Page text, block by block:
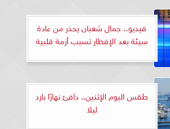
فيديو.. جمال شعبان يحذر من عادة
سيئة بعد الإفطار تسبب أزمة قلبية
طقس اليوم الإثنين.. دافئ نهارًا بارد
ليلا